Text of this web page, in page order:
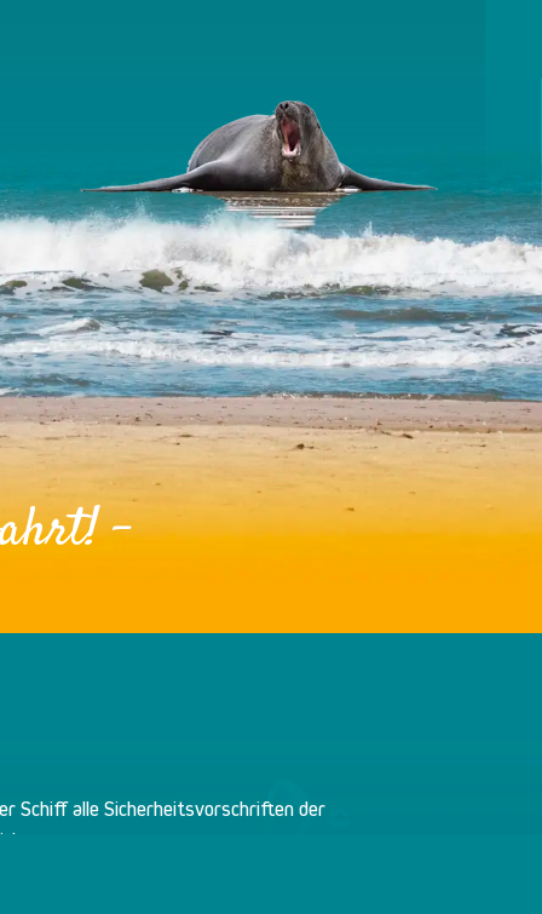
-
Schiff alle Sicherheitsvorschriften der